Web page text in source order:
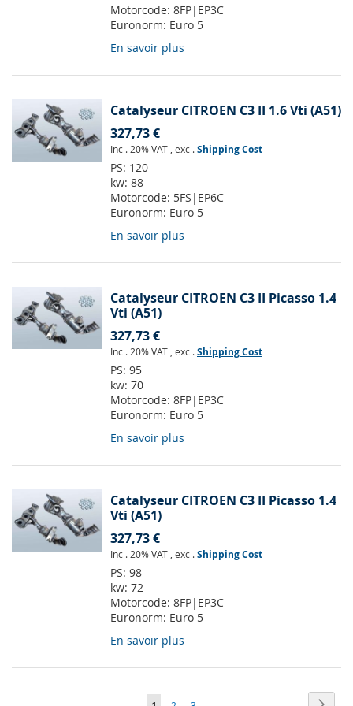
Motorcode: 8FP|EP3C
Euronorm: Euro 5
En savoir plus
Catalyseur CITROEN C3 II 1.6 Vti (A51)
327,73 €
Incl. 20% VAT , excl.Shipping Cost
PS: 120
kw: 88
Motorcode: 5FS|EP6C
Euronorm: Euro 5
En savoir plus
Catalyseur CITROEN C3 II Picasso 1.4
Vti (A51)
327,73 €
Incl. 20% VAT , excl.Shipping Cost
PS: 95
kw: 70
Motorcode: 8FP|EP3C
Euronorm: Euro 5
En savoir plus
Catalyseur CITROEN C3 II Picasso 1.4
Vti (A51)
327,73 €
Incl. 20% VAT , excl.Shipping Cost
PS: 98
kw: 72
Motorcode: 8FP|EP3C
Euronorm: Euro 5
En savoir plus
Page